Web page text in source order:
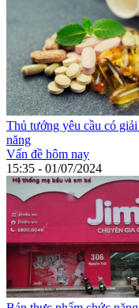
Thủ tướng yêu cầu có
năng
Vấn đề hôm nay
15:35 - 01/07/2024